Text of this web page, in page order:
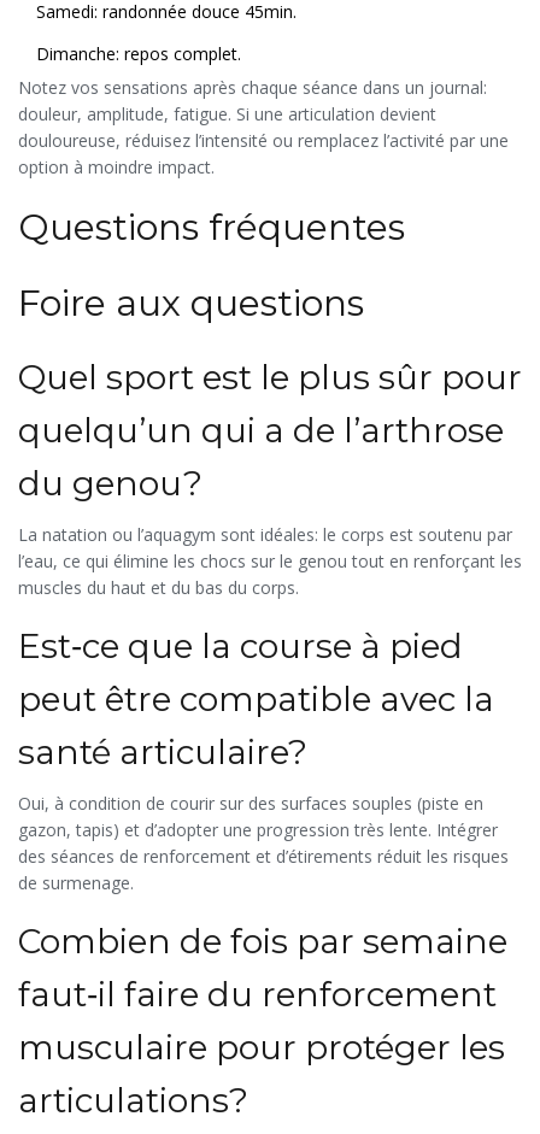
Samedi: randonnée douce 45min.
Dimanche: repos complet.
Notez vos sensations après chaque séance dans un journal:
douleur, amplitude, fatigue. Si une articulation devient
douloureuse, réduisez l’intensité ou remplacez l’activité par une
option à moindre impact.
Questions fréquentes
Foire aux questions
Quel sport est le plus sûr pour
quelqu’un qui a de l’arthrose
du genou?
La natation ou l’aquagym sont idéales: le corps est soutenu par
l’eau, ce qui élimine les chocs sur le genou tout en renforçant les
muscles du haut et du bas du corps.
Est‑ce que la course à pied
peut être compatible avec la
santé articulaire?
Oui, à condition de courir sur des surfaces souples (piste en
gazon, tapis) et d’adopter une progression très lente. Intégrer
des séances de renforcement et d’étirements réduit les risques
de surmenage.
Combien de fois par semaine
faut‑il faire du renforcement
musculaire pour protéger les
articulations?